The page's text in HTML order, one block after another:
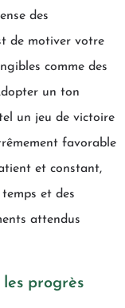
des
de motiver votre
comme des
un ton
un jeu de victoire
favorable
et constant,
et des
attendus
progrès